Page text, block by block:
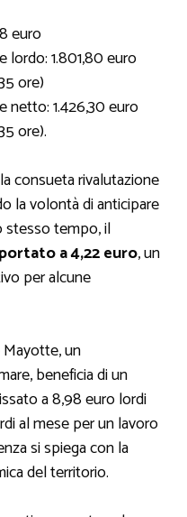
euro
lordo: 1.801,80 euro
ore)
netto: 1.426,30 euro
ore).
consueta rivalutazione
la volontà di anticipare
stesso tempo, il
a 4,22 euro, un
per alcune
un
beneficia di un
a 8,98 euro lordi
al mese per un lavoro
si spiega con la
del territorio.